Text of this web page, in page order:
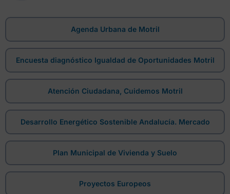
Agenda Urbana de Motril
Encuesta diagnóstico Igualdad de Oportunidades Motril
Atención Ciudadana, Cuidemos Motril
Desarrollo Energético Sostenible Andalucía. Mercado
Plan Municipal de Vivienda y Suelo
Proyectos Europeos